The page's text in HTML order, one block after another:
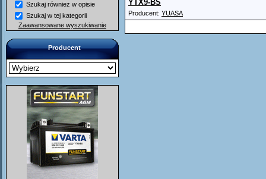
Szukaj również w opisie
Szukaj w tej kategorii
Zaawansowane wyszukiwanie
Producent
YTX9-BS
Producent: YUASA